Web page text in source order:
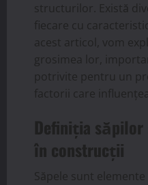
structurilor. Există
fiecare cu
acest articol, vom
grosimea lor,
potrivite pentru un
factorii care
Definiția
în construcții
Săpele sunt